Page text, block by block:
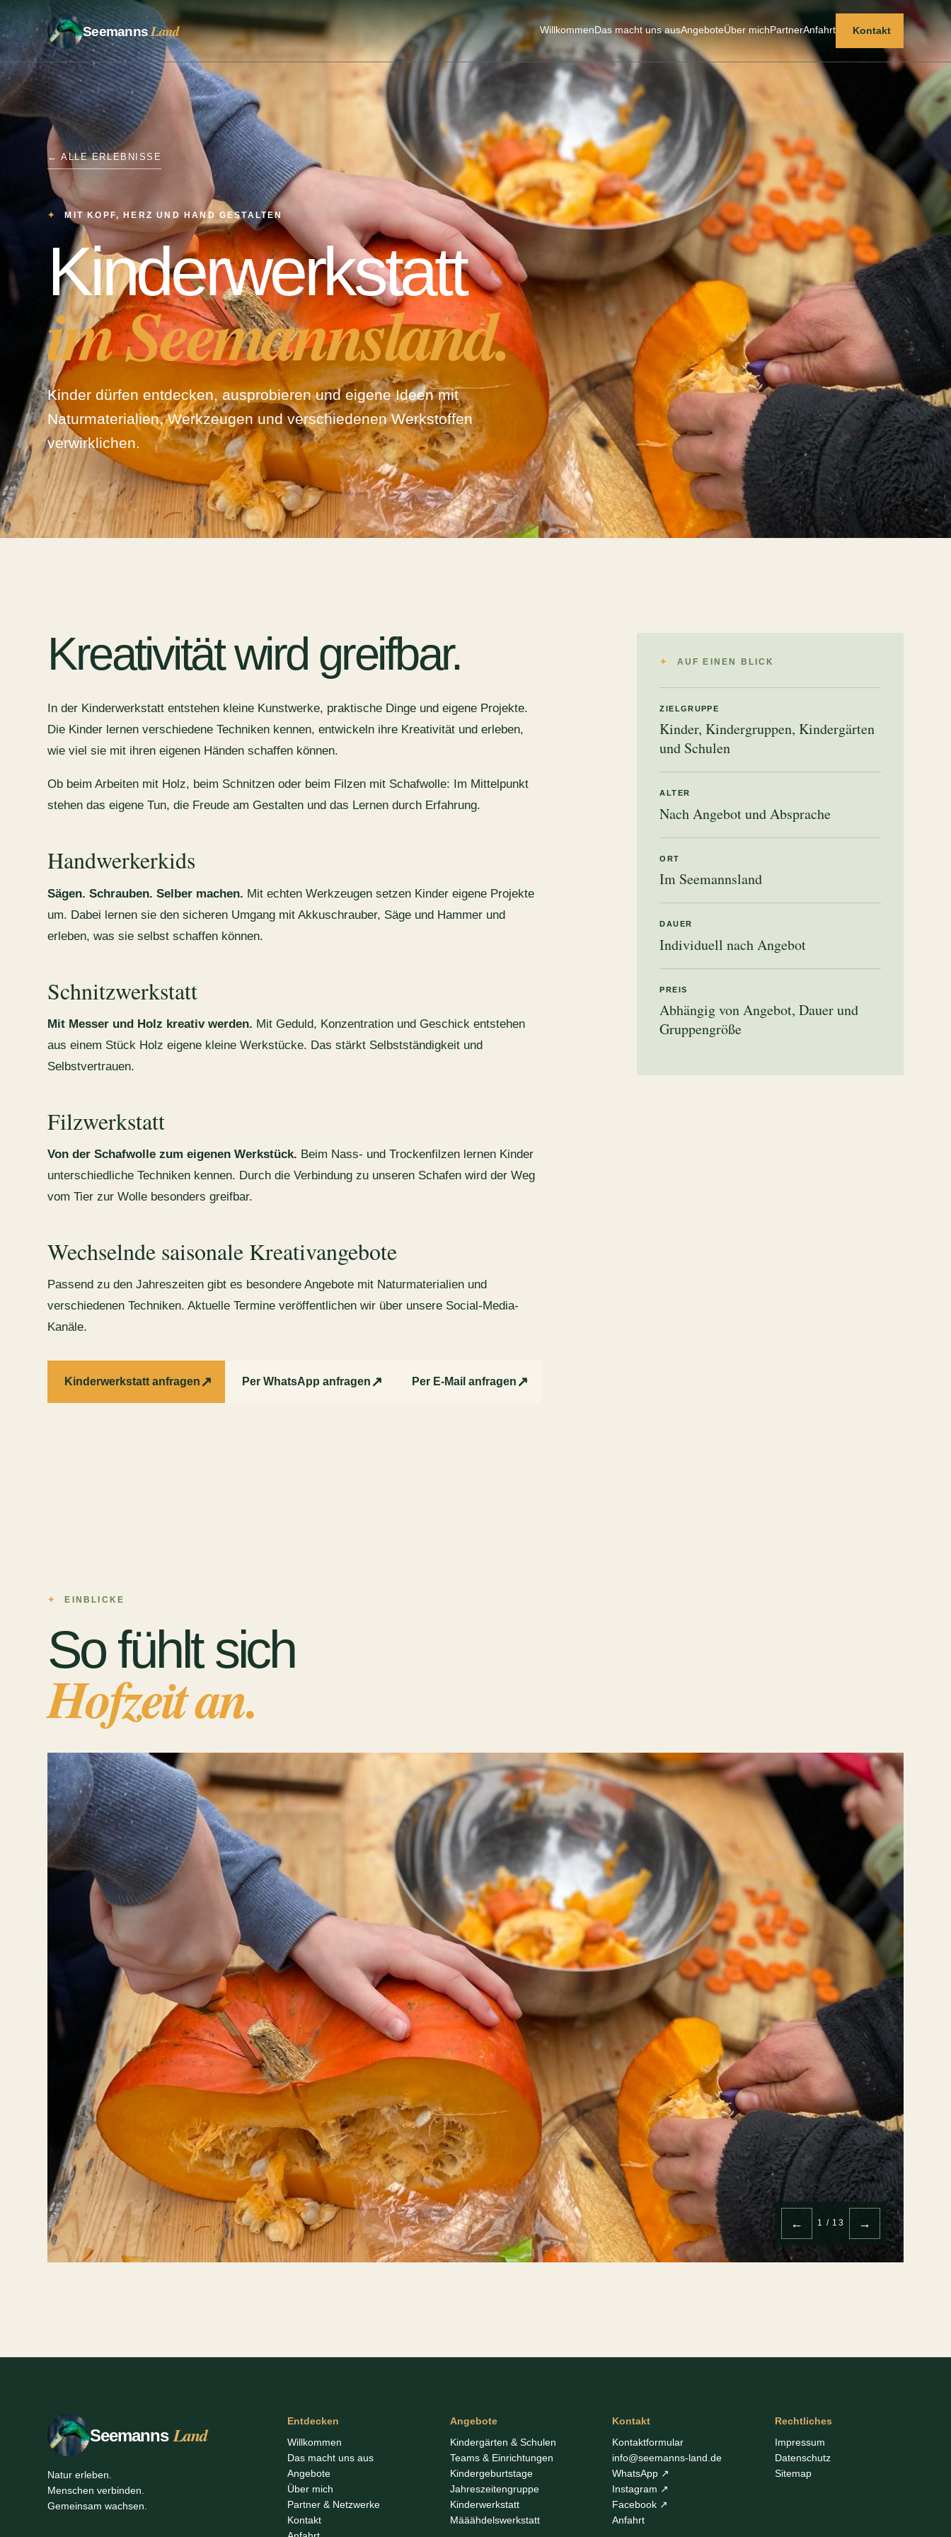
SeemannsLand Willkommen Das macht uns ausAngeboteÜber michPartnerAnfahrt Kontakt
← ALLE ERLEBNISSE
MIT KOPF, HERZ UND HAND GESTALTEN
Kinder­werkstatt
im Seemannsland.
Kinder dürfen entdecken, ausprobieren und eigene Ideen mit
Naturmaterialien, Werkzeugen und verschiedenen Werkstoffen
verwirklichen.
Kreativität wird greifbar.
In der Kinderwerkstatt entstehen kleine Kunstwerke, praktische Dinge und eigene Projekte.
Die Kinder lernen verschiedene Techniken kennen, entwickeln ihre Kreativität und erleben,
wie viel sie mit ihren eigenen Händen schaffen können.
Ob beim Arbeiten mit Holz, beim Schnitzen oder beim Filzen mit Schafwolle: Im Mittelpunkt
stehen das eigene Tun, die Freude am Gestalten und das Lernen durch Erfahrung.
Handwerkerkids
Sägen. Schrauben. Selber machen. Mit echten Werkzeugen setzen Kinder eigene Projekte
um. Dabei lernen sie den sicheren Umgang mit Akkuschrauber, Säge und Hammer und
erleben, was sie selbst schaffen können.
Schnitzwerkstatt
Mit Messer und Holz kreativ werden. Mit Geduld, Konzentration und Geschick entstehen
aus einem Stück Holz eigene kleine Werkstücke. Das stärkt Selbstständigkeit und
Selbstvertrauen.
Filzwerkstatt
Von der Schafwolle zum eigenen Werkstück. Beim Nass- und Trockenfilzen lernen Kinder
unterschiedliche Techniken kennen. Durch die Verbindung zu unseren Schafen wird der Weg
vom Tier zur Wolle besonders greifbar.
Wechselnde saisonale Kreativangebote
Passend zu den Jahreszeiten gibt es besondere Angebote mit Naturmaterialien und
verschiedenen Techniken. Aktuelle Termine veröffentlichen wir über unsere Social-Media-
Kanäle.
Kinderwerkstatt anfragen ↗ Per WhatsApp anfragen ↗ Per E-Mail anfragen ↗
AUF EINEN BLICK
ZIELGRUPPE
Kinder, Kindergruppen, Kindergärten
und Schulen
ALTER
Nach Angebot und Absprache
ORT
Im Seemannsland
DAUER
Individuell nach Angebot
PREIS
Abhängig von Angebot, Dauer und
Gruppengröße
EINBLICKE
So fühlt sich
Hofzeit an.
← 1 / 13 →
Seemanns Land
Natur erleben.
Menschen verbinden.
Gemeinsam wachsen.
Entdecken
Willkommen
Das macht uns aus
Angebote
Über mich
Partner & Netzwerke
Kontakt
Angebote
Kindergärten & Schulen
Teams & Einrichtungen
Kindergeburtstage
Jahreszeitengruppe
Kinderwerkstatt
Määähdelswerkstatt
Kontakt
Kontaktformular
info@seemanns-land.de
WhatsApp ↗
Instagram ↗
Facebook ↗
Anfahrt
Rechtliches
Impressum
Datenschutz
Sitemap